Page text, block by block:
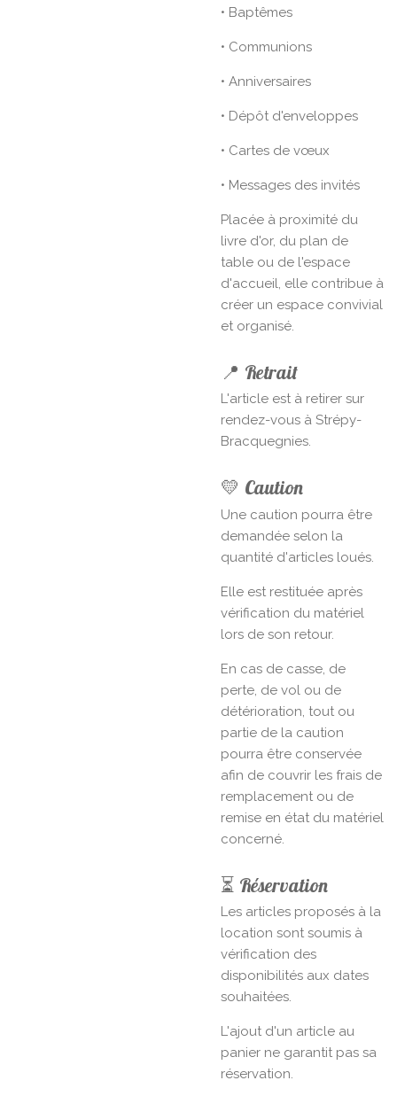
• Baptêmes
• Communions
• Anniversaires
• Dépôt d'enveloppes
• Cartes de vœux
• Messages des invités
Placée à proximité du
livre d'or, du plan de
table ou de l'espace
d'accueil, elle contribue à
créer un espace convivial
et organisé.
📍 Retrait
L'article est à retirer sur
rendez-vous à Strépy-
Bracquegnies.
💛 Caution
Une caution pourra être
demandée selon la
quantité d'articles loués.
Elle est restituée après
vérification du matériel
lors de son retour.
En cas de casse, de
perte, de vol ou de
détérioration, tout ou
partie de la caution
pourra être conservée
afin de couvrir les frais de
remplacement ou de
remise en état du matériel
concerné.
⏳ Réservation
Les articles proposés à la
location sont soumis à
vérification des
disponibilités aux dates
souhaitées.
L'ajout d'un article au
panier ne garantit pas sa
réservation.